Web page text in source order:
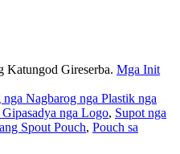
Katungod Gireserba. Mga Init
nga Nagbarog nga Plastik nga
nga Logo, Supot nga
Spout Pouch, Pouch sa